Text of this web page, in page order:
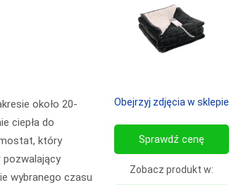
około 20-
ciepła do
który
wybranego czasu
Obejrzyj zdjęcia w sklepie
Sprawdź cenę
Zobacz produkt w: